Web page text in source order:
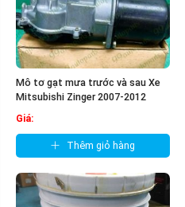
Mô tơ gạt mưa trước và sau Xe
Mitsubishi Zinger 2007-2012
Giá:
Thêm giỏ hàng